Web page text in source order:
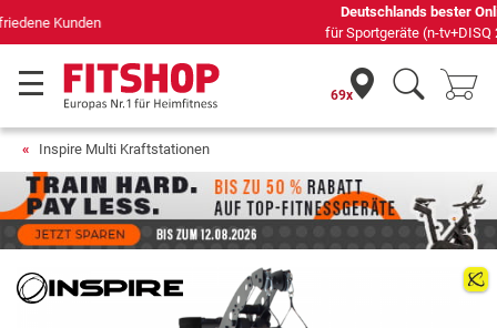
Deutschlands bester Online-Shop
für Sportgeräte (n-tv+DISQ 2016-2024)
69x
Inspire Multi Kraftstationen